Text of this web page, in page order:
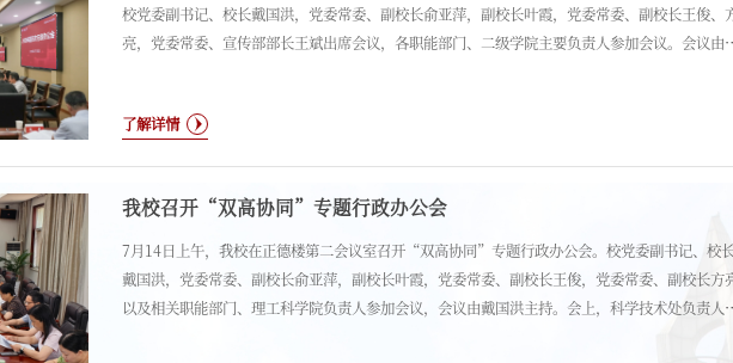
校党委副书记、校长戴国洪，党委常委、副校长俞亚萍，副校长叶霞，党委常委、副校长王俊、
亮，党委常委、宣传部部长王斌出席会议，各职能部门、二级学院主要负责人参加会议。会议由
优”工程的核心定位与时代发展机遇。
了解详情
我校召开“双高协同”专题行政办公会
7月14日上午，我校在正德楼第二会议室召开“双高协同”专题行政办公会。校党委副书记、校
戴国洪，党委常委、副校长俞亚萍，副校长叶霞，党委常委、副校长王俊，党委常委、副校长方
以及相关职能部门、理工科学院负责人参加会议，会议由戴国洪主持。会上，科学技术处负责人